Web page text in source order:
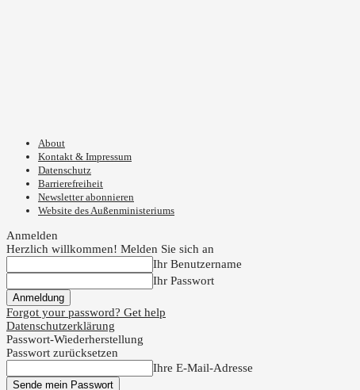
About
Kontakt & Impressum
Datenschutz
Barrierefreiheit
Newsletter abonnieren
Website des Außenministeriums
Anmelden
Herzlich willkommen! Melden Sie sich an
Ihr Benutzername
Ihr Passwort
Forgot your password? Get help
Datenschutzerklärung
Passwort-Wiederherstellung
Passwort zurücksetzen
Ihre E-Mail-Adresse